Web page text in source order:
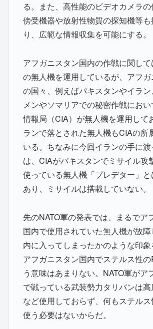
る。また、高性能のビデオカメラ
傍受機器や放射性物質の探知機等
り、広範な情報収集を可能にする。
アフガニスタン国内の作戦に関し
の無人機を運用しているが、アフ
の国々、例えばパキスタンやイラ
メンやソマリアでの秘密作戦にお
情報局（CIA）が無人機を運用して
ランで落とされた無人機もCIAの所
いる。ちなみに今回イランの手に
は、CIAがパキスタンでミサイル攻
使っている無人機「プレデター」
あり、ミサイルは搭載していない。
先のNATO軍の発表では、まるでア
国内で使用されていた無人機が故
内に入ってしまったかのような印象
アフガニスタン国内でステルス性
う意味はあまりない。NATO軍がア
で戦っている武装勢力タリバンは
など使用しておらず、何もステル
使う必要はないからだ。